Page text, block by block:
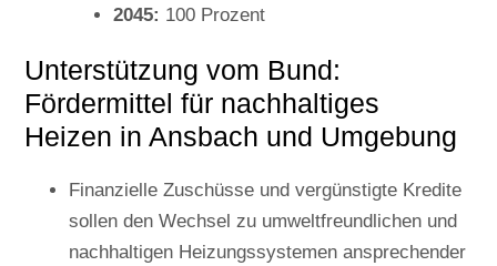
2045: 100 Prozent
Unterstützung vom Bund:
Fördermittel für nachhaltiges
Heizen in Ansbach und Umgebung
Finanzielle Zuschüsse und vergünstigte Kredite
sollen den Wechsel zu umweltfreundlichen und
nachhaltigen Heizungssystemen ansprechender